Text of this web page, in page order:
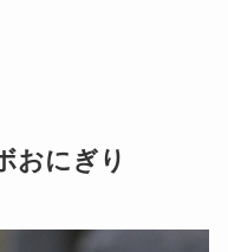
おにぎり